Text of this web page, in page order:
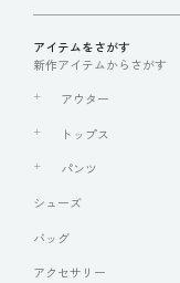
アイテムをさがす
新作アイテムからさがす
アウター
トップス
パンツ
シューズ
バッグ
アクセサリー